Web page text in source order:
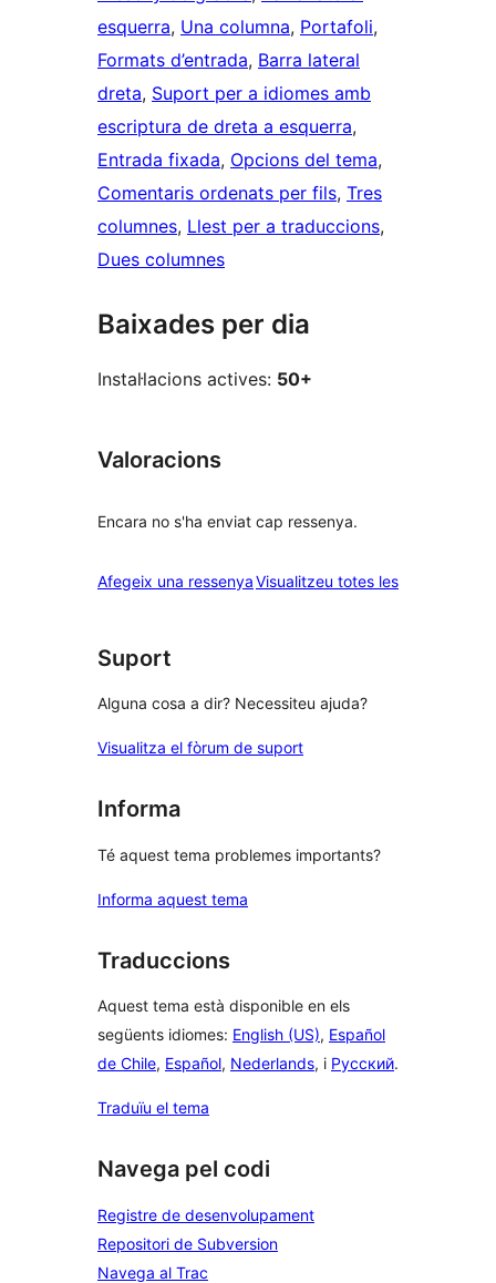
esquerra, Una columna, Portafoli
Formats d’entrada, Barra lateral
dreta, Suport per a idiomes amb
escriptura de dreta a esquerra
Entrada fixada, Opcions del tema
Comentaris ordenats per fils, Tres
columnes, Llest per a traduccions
Dues columnes
Baixades per dia
Instal·lacions actives: 50+
Valoracions
Encara no s'ha enviat cap ressenya.
Afegeix una ressenyaVisualitzeu totes lesressenyes
Suport
Alguna cosa a dir? Necessiteu ajuda?
Visualitza el fòrum de suport
Informa
Té aquest tema problemes importants?
Informa aquest tema
Traduccions
Aquest tema està disponible en els
següents idiomes: English (US), Español
de Chile, Español, Nederlands, i Русский.
Traduïu el tema
Navega pel codi
Registre de desenvolupament
Repositori de Subversion
Navega al Trac